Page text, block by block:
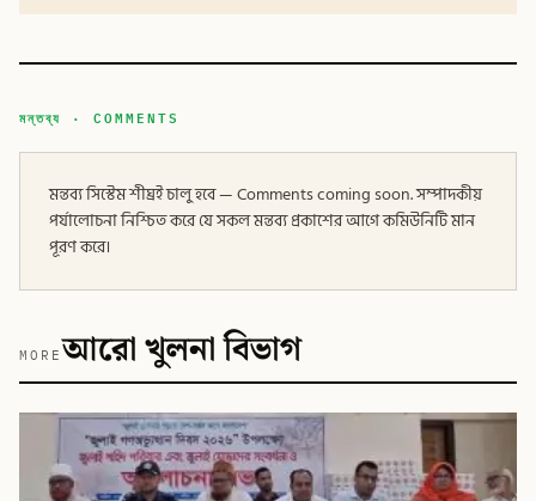
মন্তব্য · COMMENTS
মন্তব্য সিস্টেম শীঘ্রই চালু হবে — Comments coming soon. সম্পাদকীয়
পর্যালোচনা নিশ্চিত করে যে সকল মন্তব্য প্রকাশের আগে কমিউনিটি মান
পূরণ করে।
MOREআরো খুলনা বিভাগ